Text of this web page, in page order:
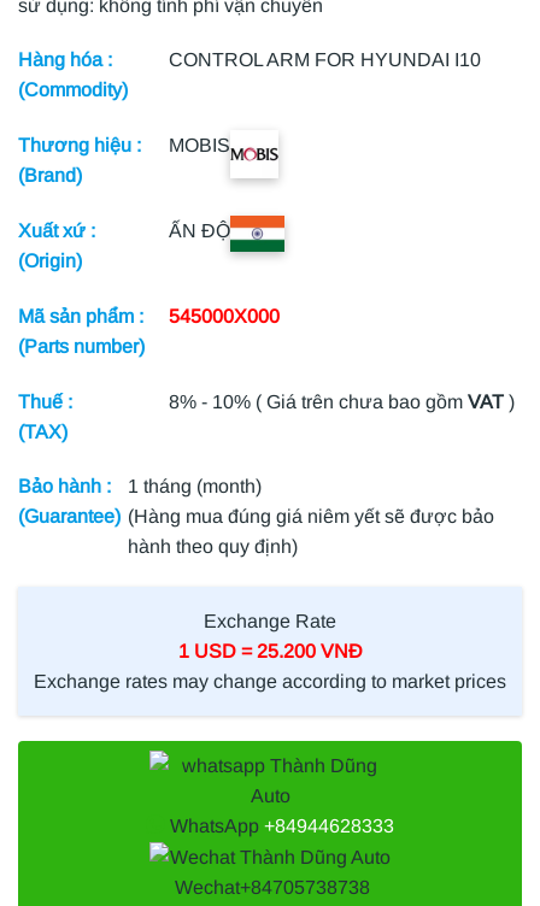
sử dụng: không tính phí vận chuyển
Hàng hóa :
(Commodity)
CONTROL ARM FOR HYUNDAI I10
Thương hiệu :
(Brand)
MOBIS
Xuất xứ :
(Origin)
ẤN ĐỘ
Mã sản phẩm :
(Parts number)
545000X000
Thuế :
(TAX)
8% - 10% ( Giá trên chưa bao gồmVAT )
Bảo hành :
(Guarantee)
1 tháng (month)
(Hàng mua đúng giá niêm yết sẽ được bảo
hành theo quy định)
Exchange Rate
1 USD = 25.200 VNĐ
Exchange rates may change according to market prices
WhatsApp +84944628333
Wechat+84705738738